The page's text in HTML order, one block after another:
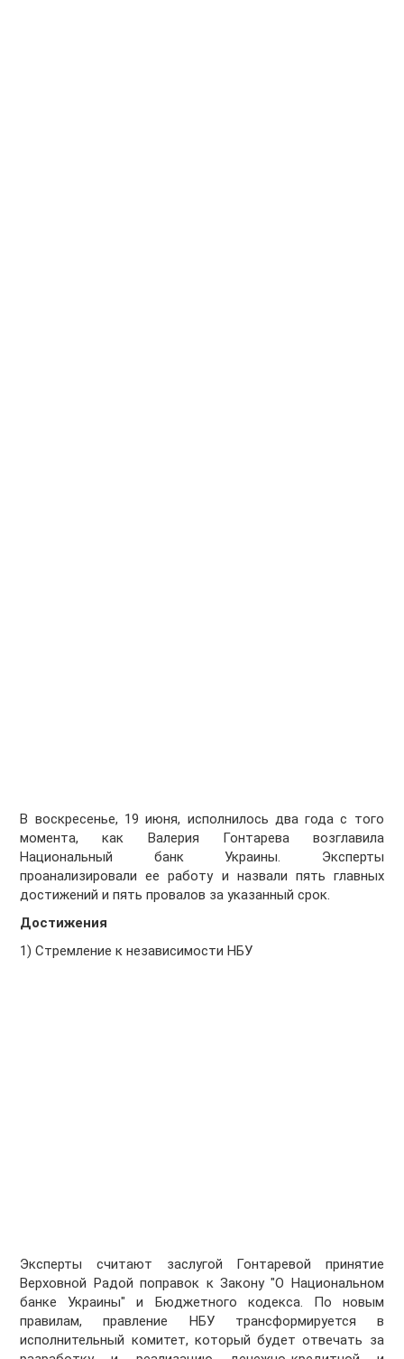
В воскресенье, 19 июня, исполнилось два года с того
момента, как Валерия Гонтарева возглавила
Национальный банк Украины. Эксперты
проанализировали ее работу и назвали пять главных
достижений и пять провалов за указанный срок.
Достижения
1) Стремление к независимости НБУ
Эксперты считают заслугой Гонтаревой принятие
Верховной Радой поправок к Закону "О Национальном
банке Украины" и Бюджетного кодекса. По новым
правилам, правление НБУ трансформируется в
исполнительный комитет, который будет отвечать за